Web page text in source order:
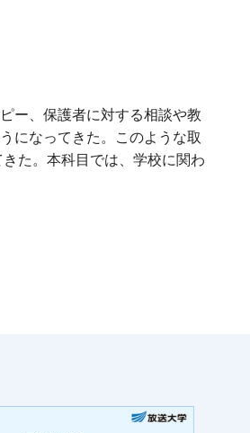
ー、保護者に対する相談や教
になってきた。このような取
た。本科目では、学校に関わ